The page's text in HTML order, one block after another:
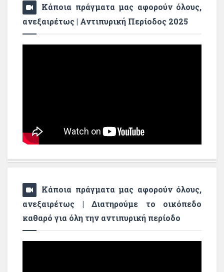
Κάποια πράγματα μας αφορούν όλους,
ανεξαιρέτως | Αντιπυρική Περίοδος 2025
Κάποια πράγματα μας αφορούν όλους,
ανεξαιρέτως | Διατηρούμε το οικόπεδο
καθαρό για όλη την αντιπυρική περίοδο